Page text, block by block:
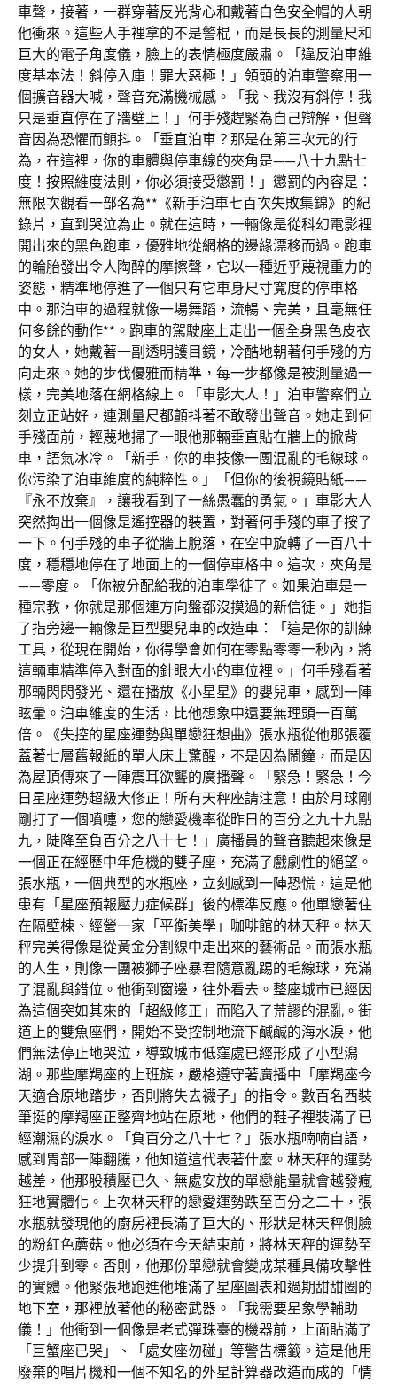
車聲，接著，一群穿著反光背心和戴著白色安全帽的人朝
他衝來。這些人手裡拿的不是警棍，而是長長的測量尺和
巨大的電子角度儀，臉上的表情極度嚴肅。「違反泊車維
度基本法！斜停入庫！罪大惡極！」領頭的泊車警察用一
個擴音器大喊，聲音充滿機械感。「我、我沒有斜停！我
只是垂直停在了牆壁上！」何手殘趕緊為自己辯解，但聲
音因為恐懼而顫抖。「垂直泊車？那是在第三次元的行
為，在這裡，你的車體與停車線的夾角是——八十九點七
度！按照維度法則，你必須接受懲罰！」懲罰的內容是：
無限次觀看一部名為**《新手泊車七百次失敗集錦》的紀
錄片，直到哭泣為止。就在這時，一輛像是從科幻電影裡
開出來的黑色跑車，優雅地從網格的邊緣漂移而過。跑車
的輪胎發出令人陶醉的摩擦聲，它以一種近乎蔑視重力的
姿態，精準地停進了一個只有它車身尺寸寬度的停車格
中。那泊車的過程就像一場舞蹈，流暢、完美，且毫無任
何多餘的動作**。跑車的駕駛座上走出一個全身黑色皮衣
的女人，她戴著一副透明護目鏡，冷酷地朝著何手殘的方
向走來。她的步伐優雅而精準，每一步都像是被測量過一
樣，完美地落在網格線上。「車影大人！」泊車警察們立
刻立正站好，連測量尺都顫抖著不敢發出聲音。她走到何
手殘面前，輕蔑地掃了一眼他那輛垂直貼在牆上的掀背
車，語氣冰冷。「新手，你的車技像一團混亂的毛線球。
你污染了泊車維度的純粹性。」「但你的後視鏡貼紙——
『永不放棄』，讓我看到了一絲愚蠢的勇氣。」車影大人
突然掏出一個像是遙控器的裝置，對著何手殘的車子按了
一下。何手殘的車子從牆上脫落，在空中旋轉了一百八十
度，穩穩地停在了地面上的一個停車格中。這次，夾角是
——零度。「你被分配給我的泊車學徒了。如果泊車是一
種宗教，你就是那個連方向盤都沒摸過的新信徒。」她指
了指旁邊一輛像是巨型嬰兒車的改造車：「這是你的訓練
工具，從現在開始，你得學會如何在零點零零一秒內，將
這輛車精準停入對面的針眼大小的車位裡。」何手殘看著
那輛閃閃發光、還在播放《小星星》的嬰兒車，感到一陣
眩暈。泊車維度的生活，比他想象中還要無理頭一百萬
倍。《失控的星座運勢與單戀狂想曲》張水瓶從他那張覆
蓋著七層舊報紙的單人床上驚醒，不是因為鬧鐘，而是因
為屋頂傳來了一陣震耳欲聾的廣播聲。「緊急！緊急！今
日星座運勢超級大修正！所有天秤座請注意！由於月球剛
剛打了一個噴嚏，您的戀愛機率從昨日的百分之九十九點
九，陡降至負百分之八十七！」廣播員的聲音聽起來像是
一個正在經歷中年危機的雙子座，充滿了戲劇性的絕望。
張水瓶，一個典型的水瓶座，立刻感到一陣恐慌，這是他
患有「星座預報壓力症候群」後的標準反應。他單戀著住
在隔壁棟、經營一家「平衡美學」咖啡館的林天秤。林天
秤完美得像是從黃金分割線中走出來的藝術品。而張水瓶
的人生，則像一團被獅子座暴君隨意亂踢的毛線球，充滿
了混亂與錯位。他衝到窗邊，往外看去。整座城市已經因
為這個突如其來的「超級修正」而陷入了荒謬的混亂。街
道上的雙魚座們，開始不受控制地流下鹹鹹的海水淚，他
們無法停止地哭泣，導致城市低窪處已經形成了小型潟
湖。那些摩羯座的上班族，嚴格遵守著廣播中「摩羯座今
天適合原地踏步，否則將失去襪子」的指令。數百名西裝
筆挺的摩羯座正整齊地站在原地，他們的鞋子裡裝滿了已
經潮濕的淚水。「負百分之八十七？」張水瓶喃喃自語，
感到胃部一陣翻騰，他知道這代表著什麼。林天秤的運勢
越差，他那股積壓已久、無處安放的單戀能量就會越發瘋
狂地實體化。上次林天秤的戀愛運勢跌至百分之二十，張
水瓶就發現他的廚房裡長滿了巨大的、形狀是林天秤側臉
的粉紅色蘑菇。他必須在今天結束前，將林天秤的運勢至
少提升到零。否則，他那份單戀就會變成某種具備攻擊性
的實體。他緊張地跑進他堆滿了星座圖表和過期甜甜圈的
地下室，那裡放著他的秘密武器。「我需要星象學輔助
儀！」他衝到一個像是老式彈珠臺的機器前，上面貼滿了
「巨蟹座已哭」、「處女座勿碰」等警告標籤。這是他用
廢棄的唱片機和一個不知名的外星計算器改造而成的「情